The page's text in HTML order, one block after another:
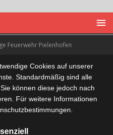
Feuerwehr Pielenhofen
Cookies auf unserer
Standardmäßig sind alle
können diese jedoch nach
Für weitere Informationen